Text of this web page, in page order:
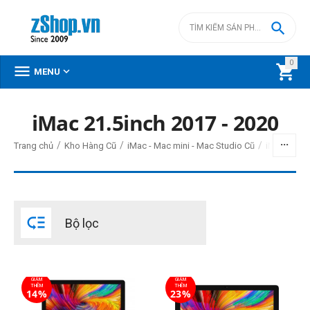
0


 MENU 
2019
2017
iMac 21.5inch 2017 - 2020
Trang chủ / Kho Hàng Cũ / iMac - Mac mini - Mac Studio Cũ / iMac Intel
 Bộ lọc
GIẢM
THÊM
14%
GIẢM
THÊM
23%